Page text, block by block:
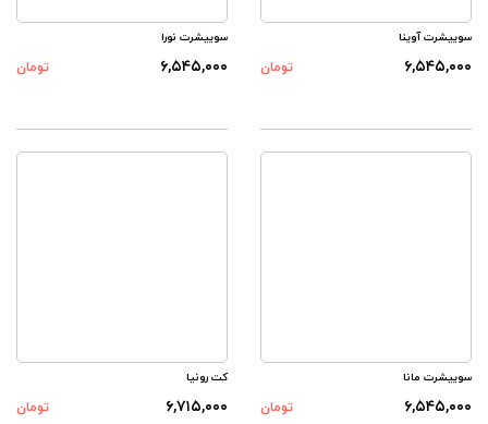
سوییشرت آوینا
۶,۵۴۵,۰۰۰ تومان
سوییشرت نورا
۶,۵۴۵,۰۰۰ تومان
سوییشرت مانا
۶,۵۴۵,۰۰۰ تومان
کت رونیا
۶,۷۱۵,۰۰۰ تومان